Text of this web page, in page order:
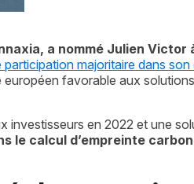
a nommé Julien Victor
majoritaire dans son
favorable aux
investisseurs en 2022 et une
le calcul d’empreinte